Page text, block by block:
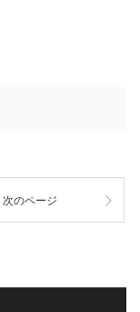
次のページ